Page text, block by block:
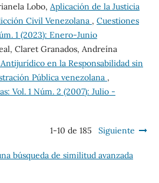
Lobo, Aplicación de la Justicia
Civil Venezolana , Cuestiones
1 (2023): Enero-Junio
Claret Granados, Andreína
en la Responsabilidad sin
Pública venezolana ,
Vol. 1 Núm. 2 (2007): Julio -
1-10 de 185 Siguiente
búsqueda de similitud avanzada